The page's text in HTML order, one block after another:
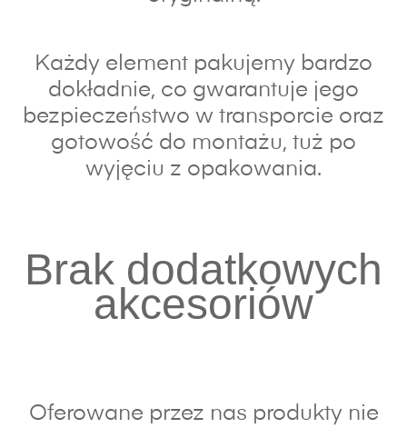
Każdy element pakujemy bardzo
dokładnie, co gwarantuje jego
bezpieczeństwo w transporcie oraz
gotowość do montażu, tuż po
wyjęciu z opakowania.
Brak dodatkowych
akcesoriów
Oferowane przez nas produkty nie